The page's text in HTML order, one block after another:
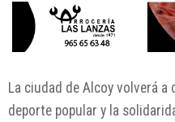
La ciudad de Alcoy volverá a
deporte popular y la